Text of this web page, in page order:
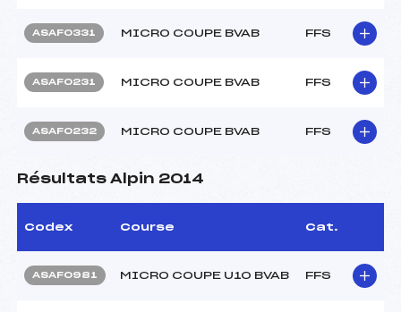
ASAF0331 MICRO COUPE BVAB FFS
ASAF0231 MICRO COUPE BVAB FFS
ASAF0232 MICRO COUPE BVAB FFS
Résultats Alpin 2014
Codex Course Cat.
ASAF0981 MICRO COUPE U10 BVAB FFS